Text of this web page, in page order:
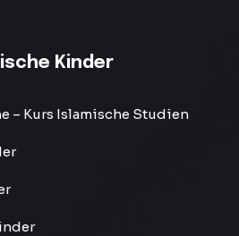
Kinder
– Kurs Islamische Studien